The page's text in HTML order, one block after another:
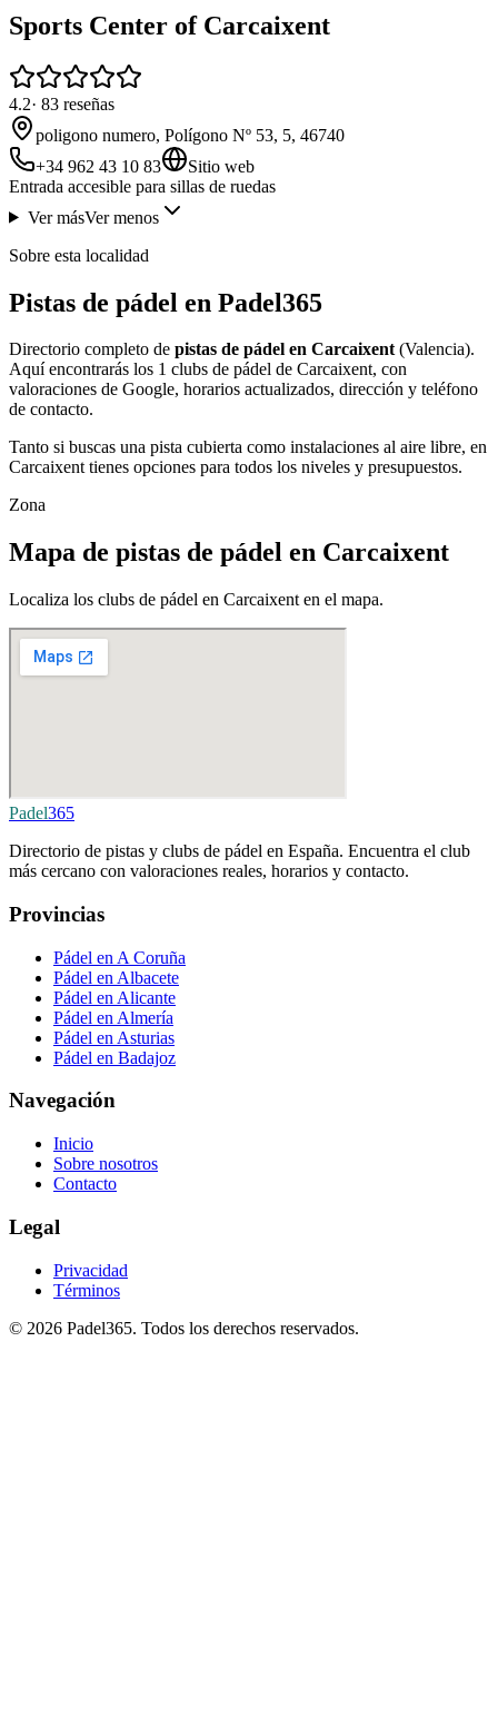
Sports Center of Carcaixent
4.2· 83 reseñas
poligono numero, Polígono Nº 53, 5, 46740
+34 962 43 10 83
Sitio web
Entrada accesible para sillas de ruedas
Ver másVer menos
Sobre esta localidad
Pistas de pádel en Padel365
Directorio completo de pistas de pádel en Carcaixent(Valencia).
Aquí encontrarás los 1 clubs de pádel de Carcaixent, con
valoraciones de Google, horarios actualizados, dirección y teléfono
de contacto.
Tanto si buscas una pista cubierta como instalaciones al aire libre, en
Carcaixent tienes opciones para todos los niveles y presupuestos.
Zona
Mapa de pistas de pádel en Carcaixent
Localiza los clubs de pádel en Carcaixent en el mapa.
Padel365
Directorio de pistas y clubs de pádel en España. Encuentra el club
más cercano con valoraciones reales, horarios y contacto.
Provincias
Pádel en A Coruña
Pádel en Albacete
Pádel en Alicante
Pádel en Almería
Pádel en Asturias
Pádel en Badajoz
Navegación
Inicio
Sobre nosotros
Contacto
Legal
Privacidad
Términos
© 2026 Padel365. Todos los derechos reservados.